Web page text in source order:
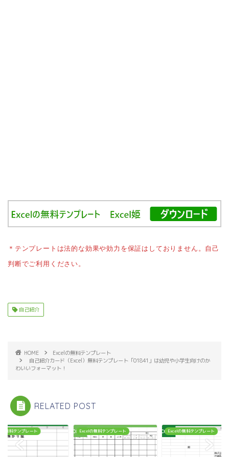
＊テンプレートは法的な効果や効力を保証はしておりません。自己
判断でご利用ください。
自己紹介
HOME
Excelの無料テンプレート
自己紹介カード（Excel）無料テンプレート「01841」は幼児や小学生向けのか
わいいフォーマット！
RELATED POST
無料テンプレート Excelの無料テンプレート Excelの無料テンプレート